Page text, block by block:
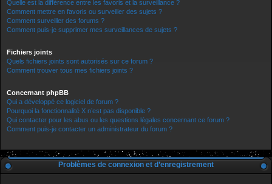
Quelle est la différence entre les favoris et la surveillance ?
Comment mettre en favoris ou surveiller des sujets ?
Comment surveiller des forums ?
Comment puis-je supprimer mes surveillances de sujets ?
Fichiers joints
Quels fichiers joints sont autorisés sur ce forum ?
Comment trouver tous mes fichiers joints ?
Concernant phpBB
Qui a développé ce logiciel de forum ?
Pourquoi la fonctionnalité X n’est pas disponible ?
Qui contacter pour les abus ou les questions légales concernant ce forum ?
Comment puis-je contacter un administrateur du forum ?
Problèmes de connexion et d’enregistrement